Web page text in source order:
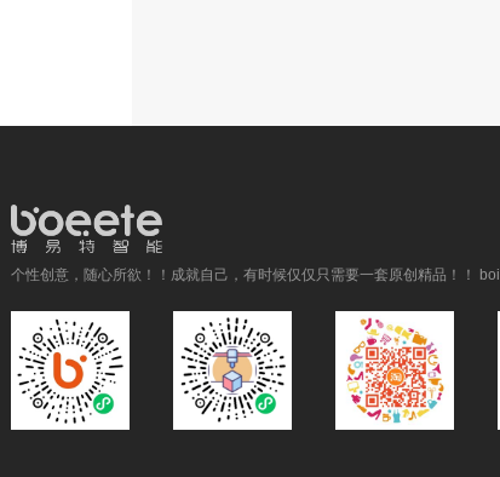
个性创意，随心所欲！！成就自己，有时候仅仅只需要一套原创精品！！